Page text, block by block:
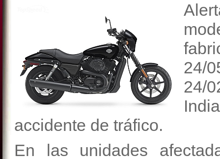
24/
24/
accidente de tráfico.
En las unidades